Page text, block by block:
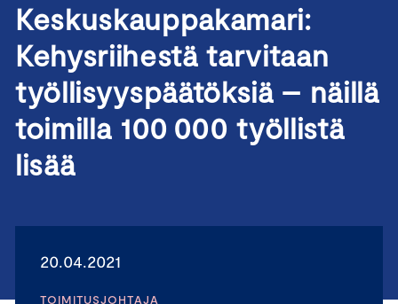
Keskuskauppakamari:
Kehysriihestä tarvitaan
työllisyyspäätöksiä – näillä
toimilla 100 000 työllistä
lisää
20.04.2021
TOIMITUSJOHTAJA